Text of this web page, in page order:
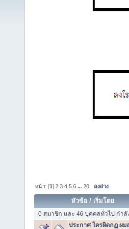
หน้า: [1]2 3 4 5 6 ...20 ลงล่าง
หัวข้อ / เริ่มโดย
0 สมาชิก และ 46 บุคคลทั่วไป กำ
ประกาศ ใครผิดกฏ ผ